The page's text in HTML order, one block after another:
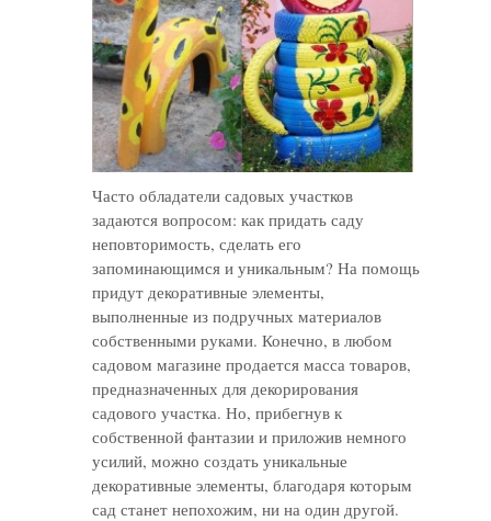
Часто обладатели садовых участков
задаются вопросом: как придать саду
неповторимость, сделать его
запоминающимся и уникальным? На помощь
придут декоративные элементы,
выполненные из подручных материалов
собственными руками. Конечно, в любом
садовом магазине продается масса товаров,
предназначенных для декорирования
садового участка. Но, прибегнув к
собственной фантазии и приложив немного
усилий, можно создать уникальные
декоративные элементы, благодаря которым
сад станет непохожим, ни на один другой.